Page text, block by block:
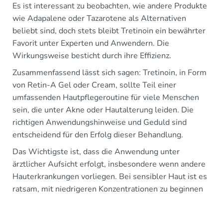
Es ist interessant zu beobachten, wie andere Produkte
wie Adapalene oder Tazarotene als Alternativen
beliebt sind, doch stets bleibt Tretinoin ein bewährter
Favorit unter Experten und Anwendern. Die
Wirkungsweise besticht durch ihre Effizienz.
Zusammenfassend lässt sich sagen: Tretinoin, in Form
von Retin-A Gel oder Cream, sollte Teil einer
umfassenden Hautpflegeroutine für viele Menschen
sein, die unter Akne oder Hautalterung leiden. Die
richtigen Anwendungshinweise und Geduld sind
entscheidend für den Erfolg dieser Behandlung.
Das Wichtigste ist, dass die Anwendung unter
ärztlicher Aufsicht erfolgt, insbesondere wenn andere
Hauterkrankungen vorliegen. Bei sensibler Haut ist es
ratsam, mit niedrigeren Konzentrationen zu beginnen